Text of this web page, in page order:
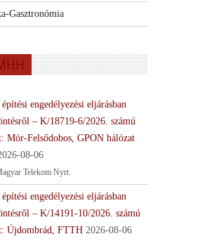
Gasztronómia
engedélyezési eljárásban
– K/18719-6/2026. számú
Mór-Felsődobos, GPON hálózat
08-06
Telekom Nyrt.
engedélyezési eljárásban
– K/14191-10/2026. számú
Újdombrád, FTTH 2026-08-06